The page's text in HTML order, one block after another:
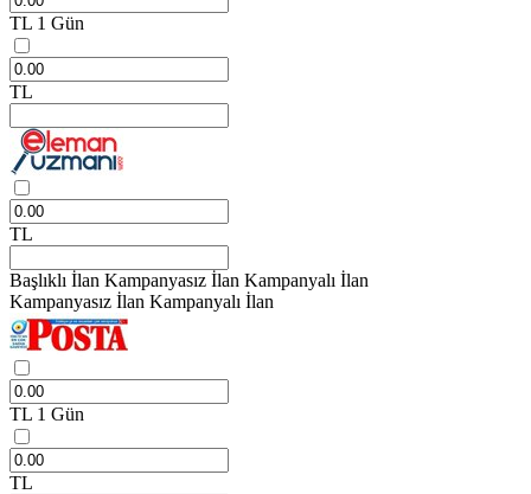
TL 1 Gün
TL
TL
Başlıklı İlan Kampanyasız İlan Kampanyalı İlan
Kampanyasız İlan Kampanyalı İlan
TL 1 Gün
TL